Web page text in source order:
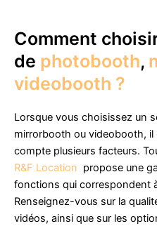
Comment
de photobooth,
videobooth ?
Lorsque vous choisissez un
mirrorbooth ou videobooth,
compte plusieurs facteurs.
R&F Location propose une
fonctions qui correspondent
Renseignez-vous sur la
vidéos, ainsi que sur les